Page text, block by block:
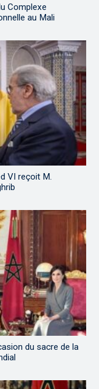
Complexe
au Mali
VI reçoit M.
du sacre de la